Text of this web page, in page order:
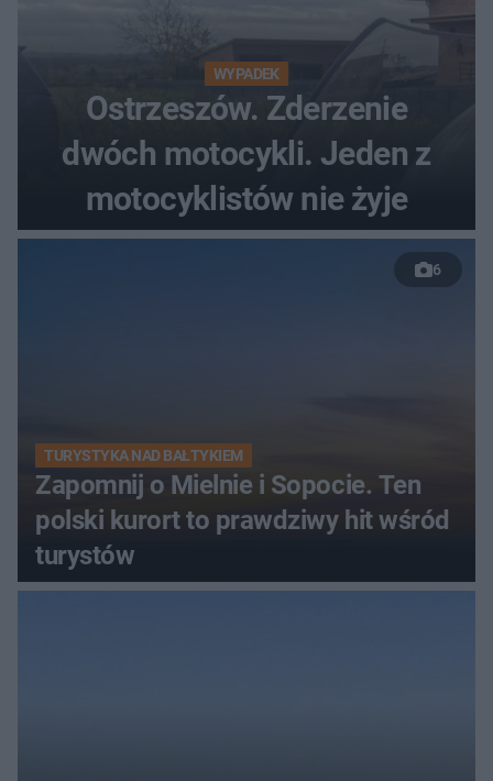
WYPADEK
Ostrzeszów. Zderzenie
dwóch motocykli. Jeden z
motocyklistów nie żyje
6
TURYSTYKA NAD BAŁTYKIEM
Zapomnij o Mielnie i Sopocie. Ten
polski kurort to prawdziwy hit wśród
turystów